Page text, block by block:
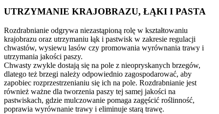
UTRZYMANIE KRAJOBRAZU, ŁĄKI I PASTA
Rozdrabnianie odgrywa niezastąpioną rolę w kształtowaniu
krajobrazu oraz utrzymaniu łąk i pastwisk w zakresie regulacji
chwastów, wysiewu lasów czy promowania wyrównania trawy i
utrzymania jakości paszy.
Chwasty zwykle dostają się na pole z nieopryskanych brzegów,
dlatego też brzegi należy odpowiednio zagospodarować, aby
zapobiec rozprzestrzenianiu się ich na pole. Rozdrabnianie jest
również ważne dla tworzenia paszy tej samej jakości na
pastwiskach, gdzie mulczowanie pomaga zagęścić roślinność,
poprawia wyrównanie trawy i eliminuje starą trawę.